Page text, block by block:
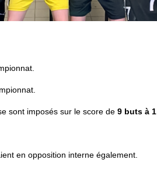
sont imposés sur le score de9 buts à 1
en opposition interne également.